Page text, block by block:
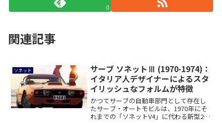
0
関連記事
ソネット
サーブ ソネットⅢ (1970-1974)：
イタリア人デザイナーによるスタ
イリッシュなフォルムが特徴
かつてサーブの自動車部門として存在し
たサーブ・オートモビルは、1970年にそ
れまでの「ソネットV4」に代わる新型2シ